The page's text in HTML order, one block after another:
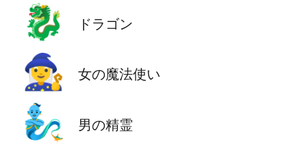
🐉 ドラゴン
🧙‍♀️ 女の魔法使い
🧞‍♂️ 男の精霊